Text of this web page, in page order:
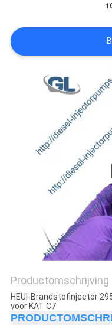
Productomschrijving
HEUI-Brandstofinjector
voor KAT C7